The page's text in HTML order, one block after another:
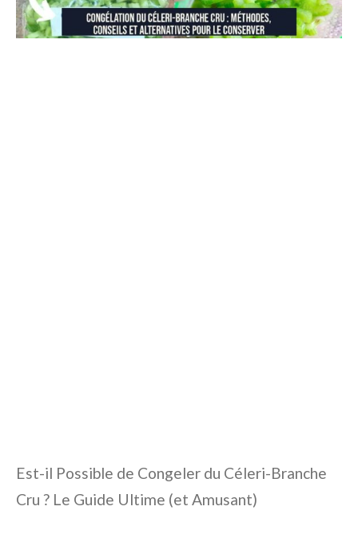
Est-il Possible de Congeler du Céleri-Branche
Cru ? Le Guide Ultime (et Amusant)